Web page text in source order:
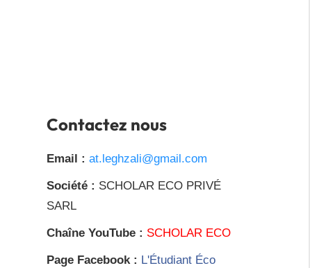
Contactez nous
Email : at.leghzali@gmail.com
Société : SCHOLAR ECO PRIVÉ
SARL
Chaîne YouTube : SCHOLAR ECO
Page Facebook : L'Étudiant Éco